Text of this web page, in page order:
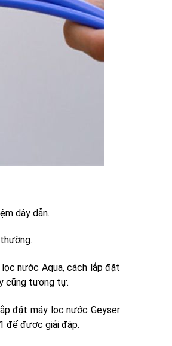
dây dẫn.
nước Aqua, cách lắp đặt
cũng tương tự.
đặt máy lọc nước Geyser
để được giải đáp.